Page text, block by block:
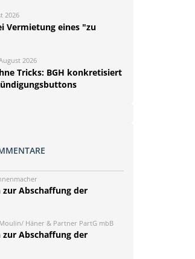
2026
Vermietung eines "zu
2026
Tricks: BGH konkretisiert
zur Abschaffung der
Häner & Partner PartG mbB
zur Abschaffung der